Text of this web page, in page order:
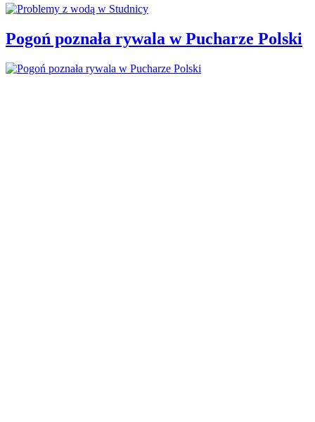
Pogoń poznała rywala w Pucharze Polski